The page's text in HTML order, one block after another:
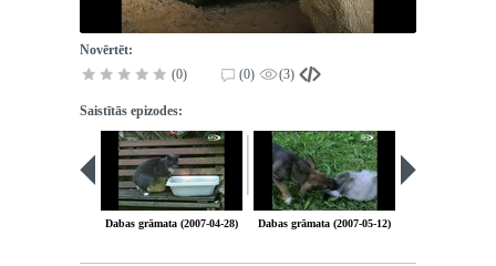
Novērtēt:
(0)
(0) (3)
Saistītās epizodes:
Dabas grāmata (2007-04-28) Dabas grāmata (2007-05-12)